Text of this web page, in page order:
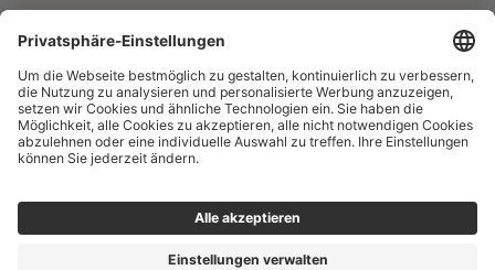
Kontaktieren Sie uns
DATENSCHUTZERKLÄRUNG
COOKIE-EINSTELLUNGEN
COPYRIGHT © 2026